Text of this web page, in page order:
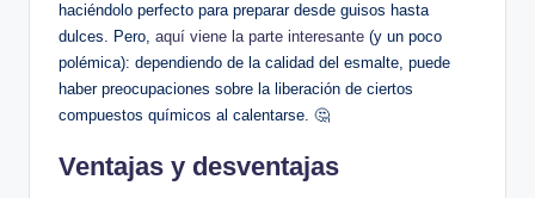
haciéndolo ⁣perfecto⁢ para preparar desde guisos hasta
dulces. Pero,‍ aquí viene la parte interesante ⁤ (y un poco
polémica): dependiendo de la calidad⁢ del esmalte, puede
haber preocupaciones sobre⁢ la liberación de ciertos
compuestos químicos al calentarse. 🤔
Ventajas y desventajas